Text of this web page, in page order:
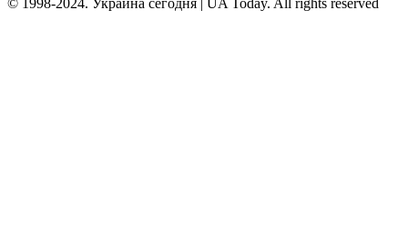
© 1998-2024. Украина сегодня | UA Today. All rights reserved